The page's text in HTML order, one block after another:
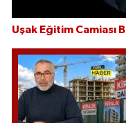
Uşak Eğitim Camiası